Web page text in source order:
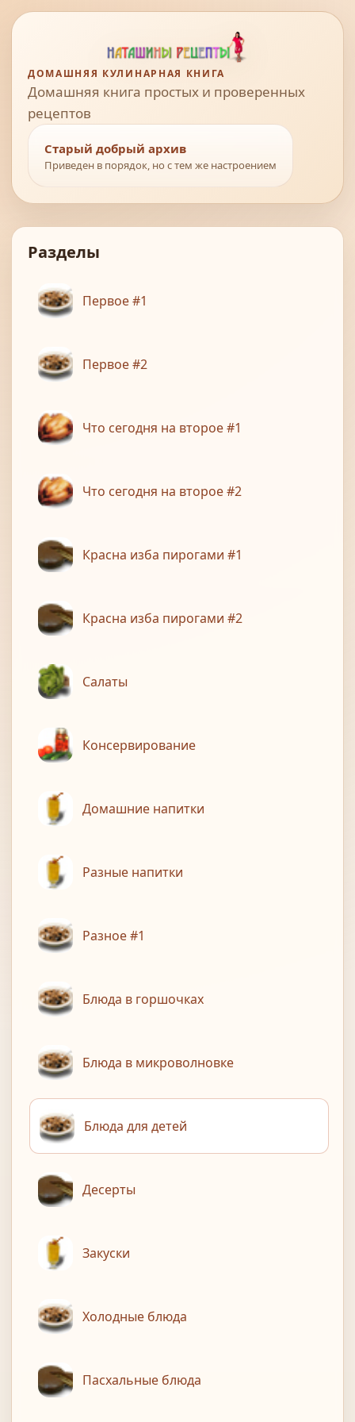
ДОМАШНЯЯ КУЛИНАРНАЯ КНИГА
Домашняя книга простых и проверенных
рецептов
Старый добрый архив
Приведен в порядок, но с тем же настроением
Разделы
Первое #1
Первое #2
Что сегодня на второе #1
Что сегодня на второе #2
Красна изба пирогами #1
Красна изба пирогами #2
Салаты
Консервирование
Домашние напитки
Разные напитки
Разное #1
Блюда в горшочках
Блюда в микроволновке
Блюда для детей
Десерты
Закуски
Холодные блюда
Пасхальные блюда